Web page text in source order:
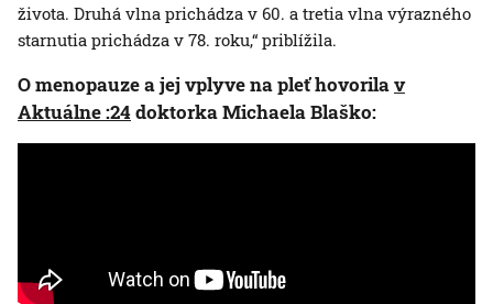
života. Druhá vlna prichádza v 60. a tretia vlna výrazného
starnutia prichádza v 78. roku,“ priblížila.
O menopauze a jej vplyve na pleť hovorilav
Aktuálne :24doktorka Michaela Blaško: